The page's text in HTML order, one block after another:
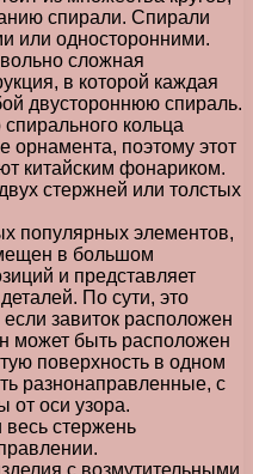
спирали. Спирали
или односторонними.
сложная
в которой каждая
двустороннюю спираль.
кольца
орнамента, поэтому этот
китайским фонариком.
стержней или толстых
популярных элементов,
в большом
и представляет
По сути, это
завиток расположен
может быть расположен
поверхность в одном
разнонаправленные, с
от оси узора.
весь стержень